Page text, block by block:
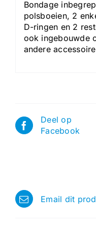
Bondage
polsboeien, 2
D-ringen en 2
ook ingebouwde
andere
Deel op
Facebook
Email dit